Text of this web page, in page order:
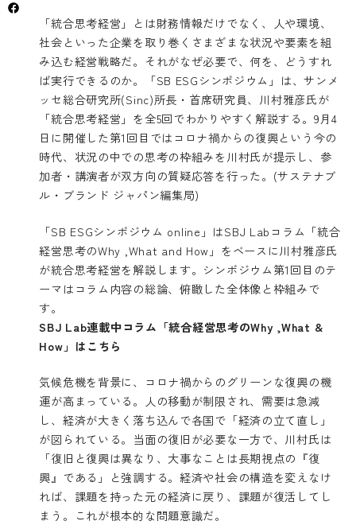
「統合思考経営」とは財務情報だけでなく、人や環境、
社会といった企業を取り巻くさまざまな状況や要素を組
み込む経営戦略だ。それがなぜ必要で、何を、どうすれ
ば実行できるのか。「SB ESGシンポジウム」は、サンメ
ッセ総合研究所(Sinc)所長・首席研究員、川村雅彦氏が
「統合思考経営」を全5回でわかりやすく解説する。9月4
日に開催した第1回目ではコロナ禍からの復興という今の
時代、状況の中での思考の枠組みを川村氏が提示し、参
加者・講演者が双方向の質疑応答を行った。(サステナブ
ル・ブランド ジャパン編集局)
「SB ESGシンポジウム online」はSBJ Labコラム「統合
経営思考のWhy ,What and How」をベースに川村雅彦氏
が統合思考経営を解説します。シンポジウム第1回目のテ
ーマはコラム内容の総論、俯瞰した全体像と枠組みで
す。
SBJ Lab連載中コラム「統合経営思考のWhy ,What &
How」はこちら
気候危機を背景に、コロナ禍からのグリーンな復興の機
運が高まっている。人の移動が制限され、需要は急減
し、経済が大きく落ち込んで各国で「経済の立て直し」
が図られている。当面の復旧が必要な一方で、川村氏は
「復旧と復興は異なり、大事なことは長期視点の『復
興』である」と強調する。経済や社会の構造を変えなけ
れば、課題を持った元の経済に戻り、課題が復活してし
まう。これが根本的な問題意識だ。